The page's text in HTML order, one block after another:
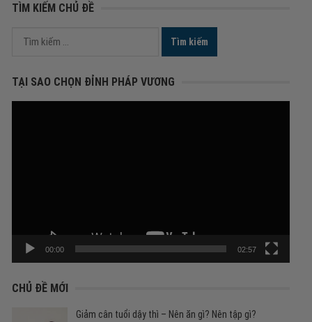
TÌM KIẾM CHỦ ĐỀ
Tìm
TẠI SAO CHỌN ĐỈNH PHÁP VƯƠNG
00:00 02:57
CHỦ ĐỀ MỚI
Giảm cân tuổi dậy thì – Nên ăn gì? Nên tập gì?